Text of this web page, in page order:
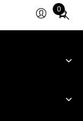
0
Total
items
cart: